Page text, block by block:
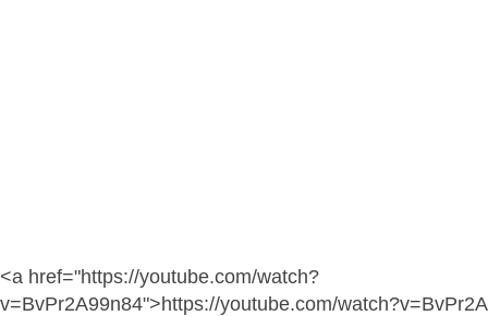
<a href="https://youtube.com/watch?
v=BvPr2A99n84">https://youtube.com/